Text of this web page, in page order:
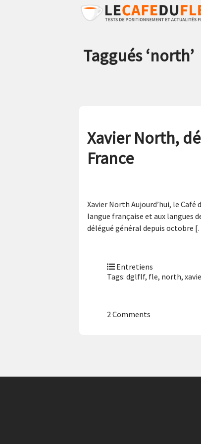
Taggués ‘north’
Xavier North,
France
Xavier North Aujourd’hui, le Café
langue française et aux langues
délégué général depuis octobre
Entretiens
Tags: dglflf, fle, north,
2 Comments